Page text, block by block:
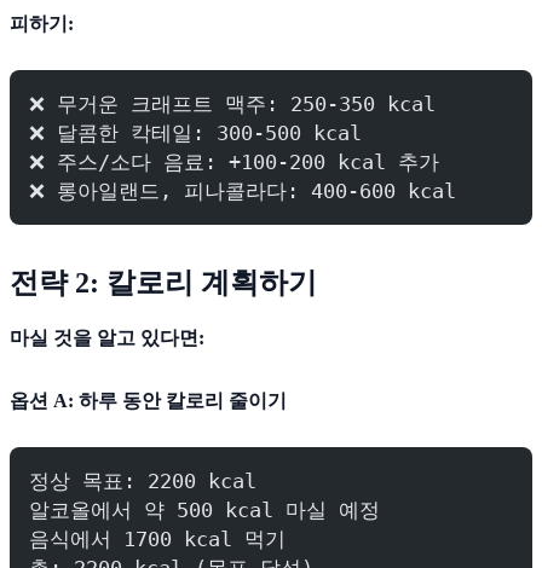
피하기:
❌ 무거운 크래프트 맥주: 250-350 kcal
❌ 달콤한 칵테일: 300-500 kcal
❌ 주스/소다 음료: +100-200 kcal 추가
❌ 롱아일랜드, 피나콜라다: 400-600 kcal
전략 2: 칼로리 계획하기
마실 것을 알고 있다면:
옵션 A: 하루 동안 칼로리 줄이기
정상 목표: 2200 kcal
알코올에서 약 500 kcal 마실 예정
음식에서 1700 kcal 먹기